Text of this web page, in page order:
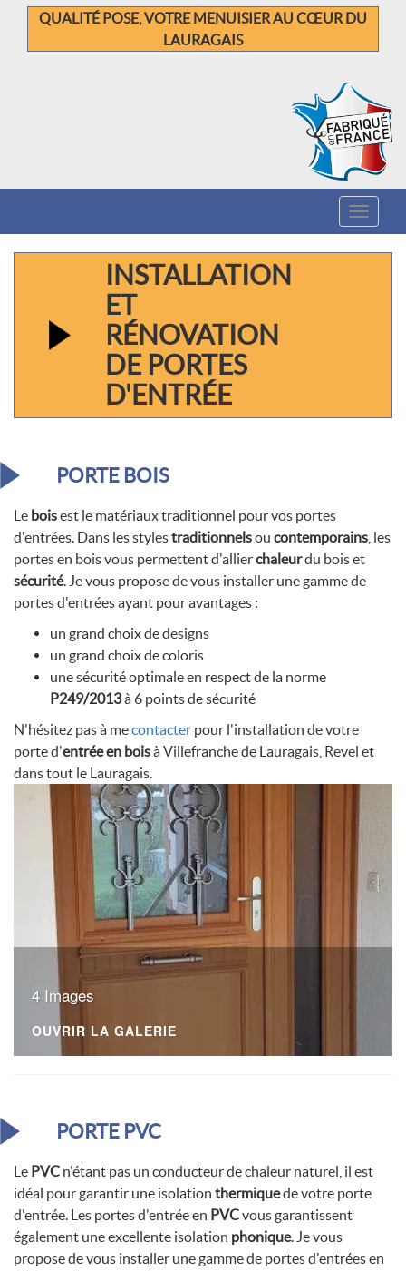
QUALITÉ POSE, VOTRE MENUISIER AU CŒUR DU
LAURAGAIS
Toggle
INSTALLATION
ET
RÉNOVATION
DE PORTES
D'ENTRÉE
PORTE BOIS
Le boisest le matériaux traditionnel pour vos portes
d'entrées. Dans les stylestraditionnelsou contemporains , les
portes en bois vous permettent d'allierchaleurdu bois et
sécurité. Je vous propose de vous installer une gamme de
portes d'entrées ayant pour avantages :
un grand choix de designs
un grand choix de coloris
une sécurité optimale en respect de la norme
P249/2013à 6 points de sécurité
N'hésitez pas à mecontacter pour l'installation de votre
porte d'entrée en boisà Villefranche de Lauragais, Revel et
dans tout le Lauragais.
4 Images
OUVRIR LA GALERIE
PORTE PVC
Le PVC n'étant pas un conducteur de chaleur naturel, il est
idéal pour garantir une isolation thermiquede votre porte
d'entrée. Les portes d'entrée en PVCvous garantissent
également une excellente isolation phonique. Je vous
propose de vous installer une gamme de portes d'entrées en